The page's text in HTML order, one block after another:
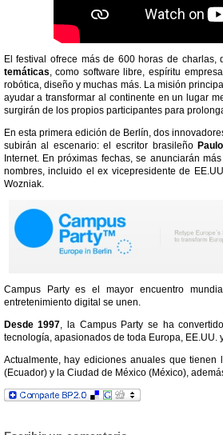
El festival ofrece más de 600 horas de
temáticas, como software libre, espíritu
robótica, diseño y muchas más. La misión
ayudar a transformar al continente en un lugar
surgirán de los propios participantes para
En esta primera edición de Berlín, dos
subirán al escenario: el escritor brasileño
Internet. En próximas fechas, se anunciarán
nombres, incluido el ex vicepresidente de
Wozniak.
Campus Party es el mayor encuentro
entretenimiento digital se unen.
Desde 1997, la Campus Party se ha
tecnología, apasionados de toda Europa,
Actualmente, hay ediciones anuales que
(Ecuador) y la Ciudad de México (México),